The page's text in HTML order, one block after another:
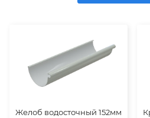
Желоб водосточный 152мм